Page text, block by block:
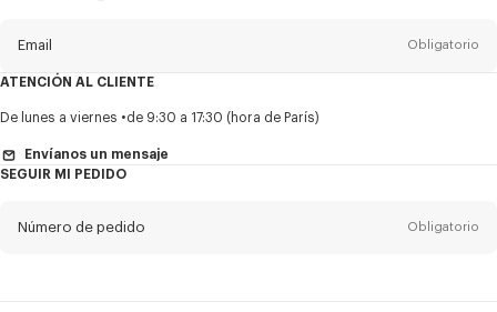
Email Obligatorio
TítuloObligatorio
Nombre*
ATENCIÓN AL CLIENTE
De lunes a viernes de 9:30 a 17:30 (hora de París)
Envíanos un mensaje
SEGUIR MI PEDIDO
Número de pedido Obligatorio